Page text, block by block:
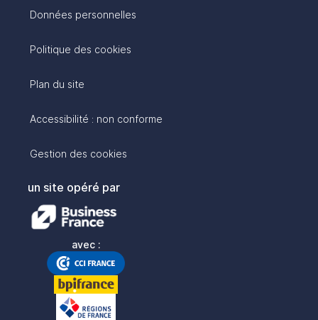
Données personnelles
Politique des cookies
Plan du site
Accessibilité : non conforme
Gestion des cookies
un site opéré par
avec :